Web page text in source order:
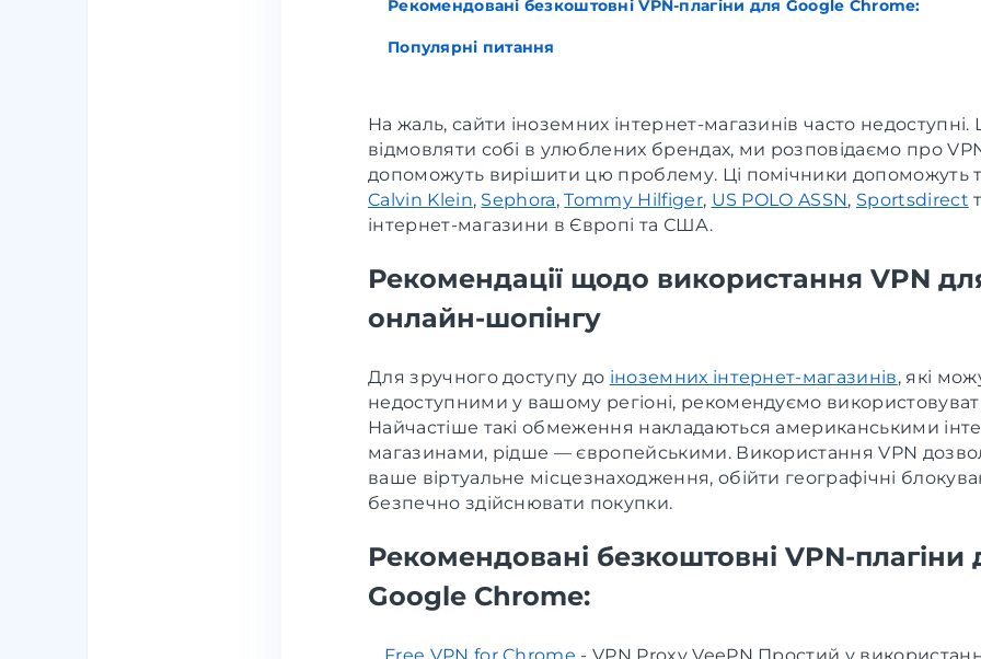
Рекомендовані безкоштовні VPN-плагіни для Google Chrome:
Популярні питання
На жаль, сайти іноземних інтернет-магазинів часто
відмовляти собі в улюблених брендах, ми розповідаємо про
допоможуть вирішити цю проблему. Ці помічники допоможуть
Calvin Klein, Sephora,Tommy Hilfiger, US POLO ASSN, Sportsdirect
інтернет-магазини в Європі та США.
Рекомендації щодо використання VPN
онлайн-шопінгу
Для зручного доступу до іноземних інтернет-магазинів, які
недоступними у вашому регіоні, рекомендуємо
Найчастіше такі обмеження накладаються американськими
магазинами, рідше — європейськими. Використання VPN
ваше віртуальне місцезнаходження, обійти географічні
безпечно здійснювати покупки.
Рекомендовані безкоштовні VPN-плагіни
Google Chrome: